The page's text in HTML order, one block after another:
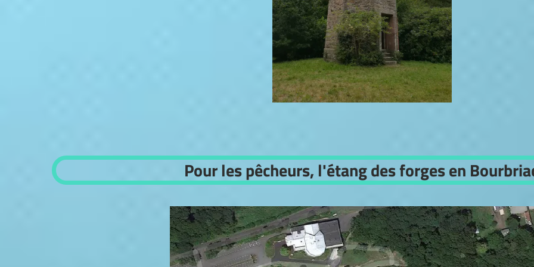
Pour les pêcheurs, l'étang des forges en